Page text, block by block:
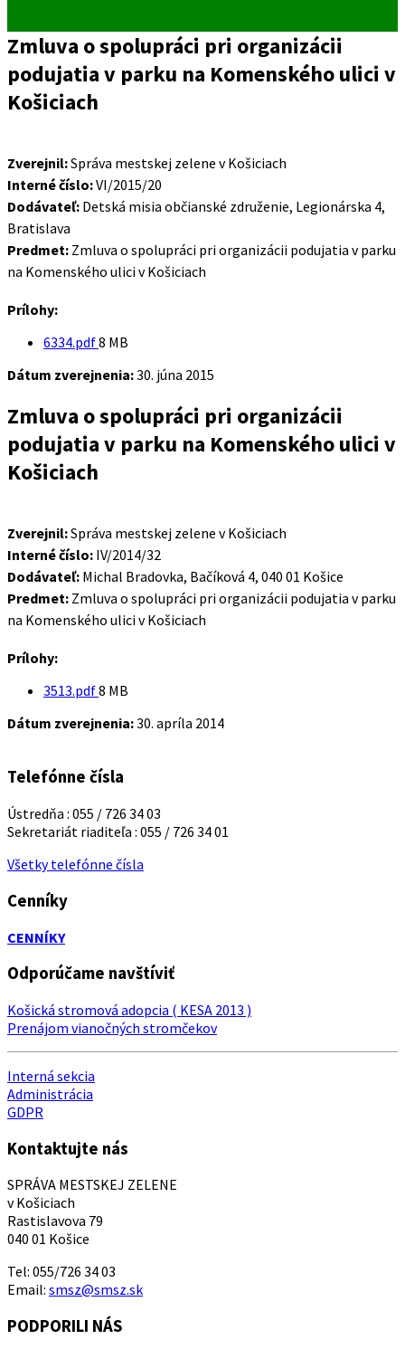
Zmluva o spolupráci pri organizácii
podujatia v parku na Komenského ulici v
Košiciach
Zverejnil:Správa mestskej zelene v Košiciach
Interné číslo:VI/2015/20
Dodávateľ: Detská misia občianské združenie, Legionárska 4,
Bratislava
Predmet: Zmluva o spolupráci pri organizácii podujatia v parku
na Komenského ulici v Košiciach
Prílohy:
6334.pdfVeľkosť
8 MB
Dátum zverejnenia:30. júna 2015
Zmluva o spolupráci pri organizácii
podujatia v parku na Komenského ulici v
Košiciach
Zverejnil:Správa mestskej zelene v Košiciach
Interné číslo: IV/2014/32
Dodávateľ: Michal Bradovka, Bačíková 4, 040 01 Košice
Predmet: Zmluva o spolupráci pri organizácii podujatia v parku
na Komenského ulici v Košiciach
Prílohy:
3513.pdfVeľkosť
8 MB
Dátum zverejnenia:30. apríla 2014
Telefónne čísla
Ústredňa : 055 / 726 34 03
Sekretariát riaditeľa : 055 / 726 34 01
Všetky telefónne čísla
Cenníky
CENNÍKY
Odporúčame navštíviť
Košická stromová adopcia ( KESA 2013 )
Prenájom vianočných stromčekov
Interná sekcia
Administrácia
GDPR
Kontaktujte nás
SPRÁVA MESTSKEJ ZELENE
v Košiciach
Rastislavova 79
040 01 Košice
Tel: 055/726 34 03
Email: smsz@smsz.sk
PODPORILI NÁS